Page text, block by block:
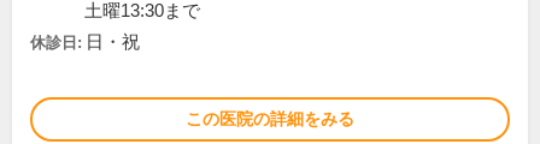
土曜13:30まで
休診日: 日・祝
この医院の詳細をみる